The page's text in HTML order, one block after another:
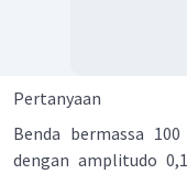
Pertanyaan
Benda bermassa
dengan amplitudo